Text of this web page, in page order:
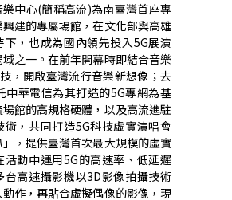
樂中心(簡稱高流)為南臺灣首座專
建的專屬場館，在文化部與高雄
下，也成為國內領先投入5G展演
之一。在前年開幕時即結合音樂
，開啟臺灣流行音樂新想像；去
中華電信為其打造的5G專網為基
館的高規格硬體，以及高流進駐
術，共同打造5G科技虛實演唱會
」，提供臺灣首次最大規模的虛實
活動中運用5G的高速率、低延遲
台高速攝影機以3D影像拍攝技術
作，再貼合虛擬偶像的影像，現